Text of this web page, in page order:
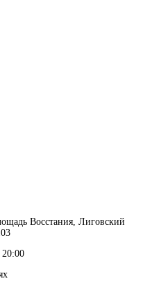
Восстания, Лиговский